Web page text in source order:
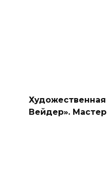
Художественная
Вейдер».